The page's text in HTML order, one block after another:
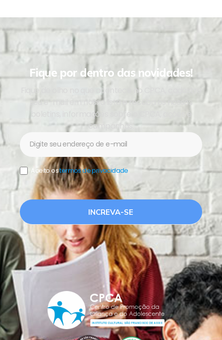
Fique por dentro das novidades!
Fique de olho no que acontece no CPCA, cadastre
seu e-mail em nossa lista e receba os nossos
boletins, informações sobre o CPCA, ações e
campanhas.
Aceito ostermos de privacidade.
INCREVA-SE